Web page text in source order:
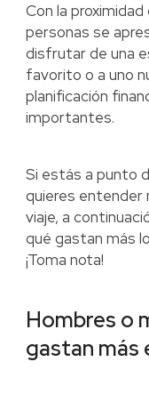
Con la
personas se
disfrutar de una
favorito o a uno
planificación
importantes.
Si estás a punto
quieres entender
viaje, a
qué gastan más
¡Toma nota!
Hombres o
gastan más